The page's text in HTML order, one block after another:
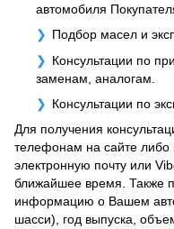
автомобиля
Подбор масел и
Консультации по
заменам, аналогам.
Консультации по
Для получения
телефонам на сайте
электронную почту или
ближайшее время. Также
информацию о Вашем
шасси), год выпуска,